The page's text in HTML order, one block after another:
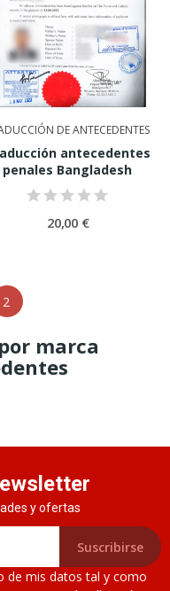
DE ANTECEDENTES
antecedentes
penales Bangladesh
20,00 €
2
marca
y ofertas
Suscribirse
de mis datos tal y como